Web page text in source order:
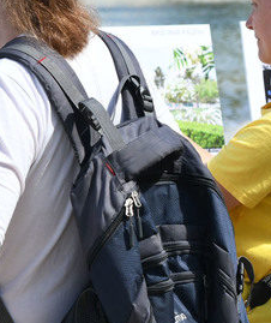
Ильсур Метшин:
вандализм скоро уйдет в
03/08/2026